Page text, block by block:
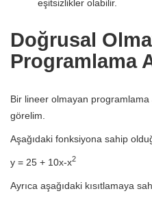
eşitsizlikler olabilir.
Doğrusal
Programlama
Bir lineer olmayan programlama
görelim.
Aşağıdaki fonksiyona sahip
y = 25 + 10x-x2
Ayrıca aşağıdaki kısıtlamaya